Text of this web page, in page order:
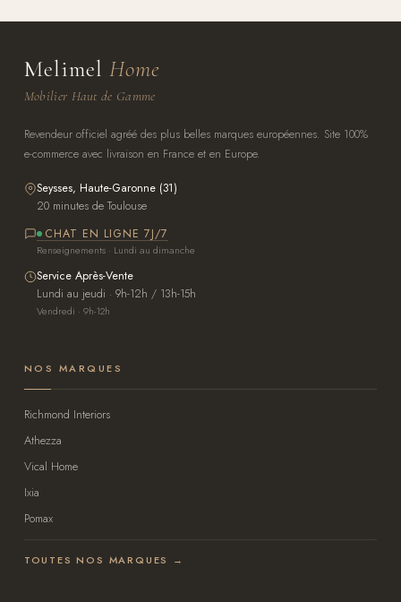
Melimel Home
Mobilier Haut de Gamme
Revendeur officiel agréé des plus belles marques européennes. Site 100%
e-commerce avec livraison en France et en Europe.
Seysses, Haute-Garonne (31)
20 minutes de Toulouse
CHAT EN LIGNE 7J/7
Renseignements · Lundi au dimanche
Service Après-Vente
Lundi au jeudi · 9h-12h / 13h-15h
Vendredi · 9h-12h
NOS MARQUES
Richmond Interiors
Athezza
Vical Home
Ixia
Pomax
TOUTES NOS MARQUES →